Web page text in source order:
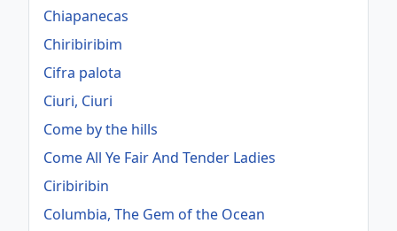
Chiapanecas
Chiribiribim
Cifra palota
Ciuri, Ciuri
Come by the hills
Come All Ye Fair And Tender Ladies
Ciribiribin
Columbia, The Gem of the Ocean